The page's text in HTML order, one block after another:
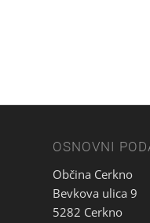
OSNOVNI
Občina Cerkno
Bevkova ulica 9
5282 Cerkno